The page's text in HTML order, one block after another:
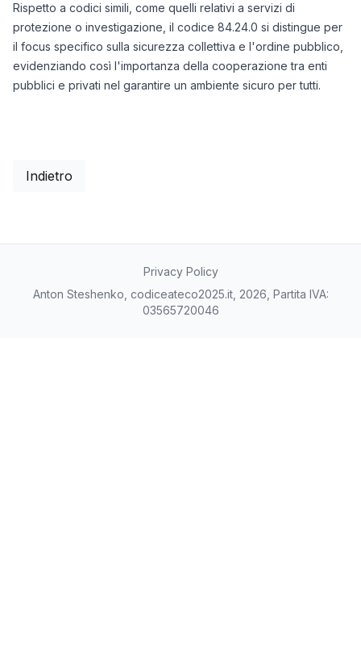
Rispetto a codici simili, come quelli relativi a servizi di
protezione o investigazione, il codice 84.24.0 si distingue per
il focus specifico sulla sicurezza collettiva e l'ordine pubblico,
evidenziando così l'importanza della cooperazione tra enti
pubblici e privati nel garantire un ambiente sicuro per tutti.
Indietro
Privacy Policy
Anton Steshenko, codiceateco2025.it, 2026, Partita IVA:
03565720046